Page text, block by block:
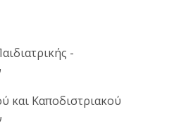
-
και Καποδιστριακού